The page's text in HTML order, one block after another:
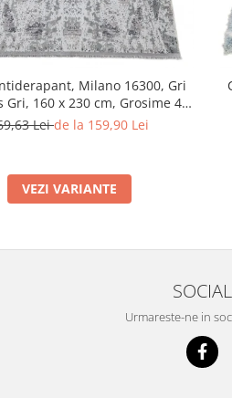
Milano 16300, Gri
Gri, 160 x 230 cm, Grosime 4
mm
Leide la 159,90 Lei
VEZI VARIANTE
SOCIAL
Urmareste-ne in